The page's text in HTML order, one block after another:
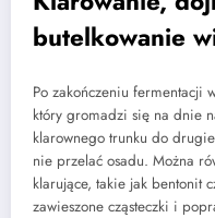
butelkowanie
Po zakończeniu fermentacji
który gromadzi się na dnie
klarownego trunku do
nie przelać osadu. Można
klarujące, takie jak bentonit
zawieszone cząsteczki i